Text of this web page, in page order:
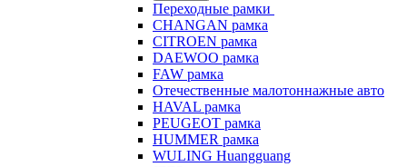
Переходные рамки
CHANGAN рамка
CITROEN рамка
DAEWOO рамка
FAW рамка
Отечественные малотоннажные авто
HAVAL рамка
PEUGEOT рамка
HUMMER рамка
WULING Huangguang